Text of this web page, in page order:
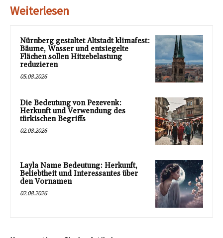
Weiterlesen
Nürnberg gestaltet Altstadt klimafest:
Bäume, Wasser und entsiegelte
Flächen sollen Hitzebelastung
reduzieren
05.08.2026
Die Bedeutung von Pezevenk:
Herkunft und Verwendung des
türkischen Begriffs
02.08.2026
Layla Name Bedeutung: Herkunft,
Beliebtheit und Interessantes über
den Vornamen
02.08.2026